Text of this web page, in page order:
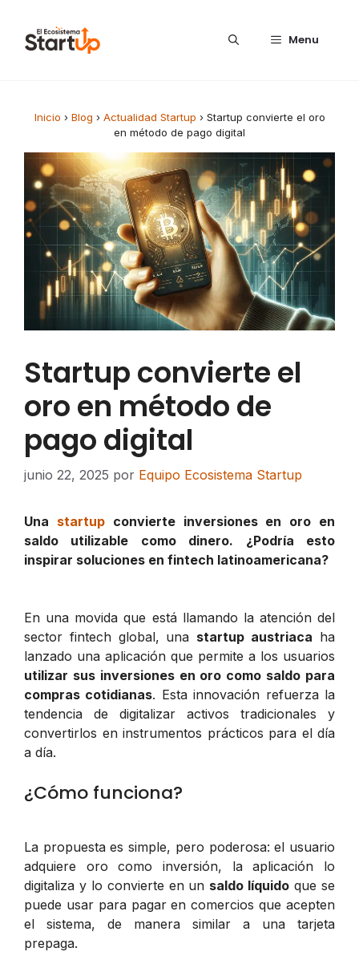
Menu
Inicio › Blog › Actualidad Startup › Startup convierte el oro
en método de pago digital
Startup convierte el
oro en método de
pago digital
junio 22, 2025 por Equipo Ecosistema Startup
Una startupconvierte inversiones en oro en
saldo utilizable como dinero. ¿Podría esto
inspirar soluciones en fintech latinoamericana?
En una movida que está llamando la atención del
sector fintech global, una startup austriaca ha
lanzado una aplicación que permite a los usuarios
utilizar sus inversiones en oro como saldo para
compras cotidianas. Esta innovación refuerza la
tendencia de digitalizar activos tradicionales y
convertirlos en instrumentos prácticos para el día
a día.
¿Cómo funciona?
La propuesta es simple, pero poderosa: el usuario
adquiere oro como inversión, la aplicación lo
digitaliza y lo convierte en un saldo líquido que se
puede usar para pagar en comercios que acepten
el sistema, de manera similar a una tarjeta
prepaga.